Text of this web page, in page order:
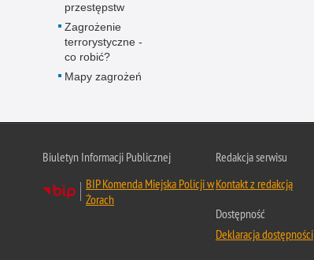
przestępstw
Zagrożenie
terrorystyczne -
co robić?
Mapy zagrożeń
Biuletyn Informacji Publicznej
BIP Komenda Miejska Policji w
Żorach
Redakcja serwisu
Kontakt z redakcją
Dostępność
Deklaracja dostępności